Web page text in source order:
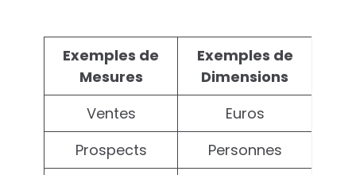
Exemples de
Mesures
Exemples de
Dimensions
Ventes
Euros
Prospects
Personnes